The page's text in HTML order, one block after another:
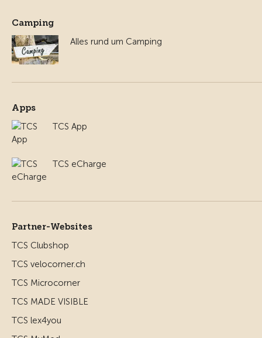
Camping
Alles rund um Camping
Apps
TCS App
TCS eCharge
Partner-Websites
TCS Clubshop
TCS velocorner.ch
TCS Microcorner
TCS MADE VISIBLE
TCS lex4you